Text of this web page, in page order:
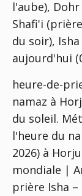
l'aube),
Shafi'i
du soir),
aujourd'hui
heure-de-
namaz à
du soleil.
l'heure du
2026) à
mondiale |
prière Isha –